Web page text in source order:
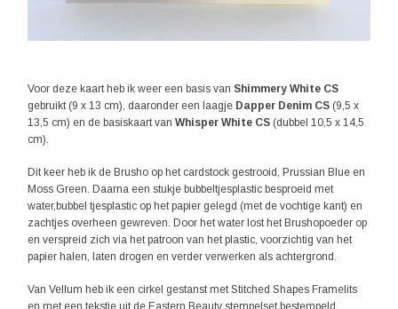
Voor deze kaart heb ik weer een basis van Shimmery White CS
gebruikt (9 x 13 cm), daaronder een laagje Dapper Denim CS (9,5 x
13,5 cm) en de basiskaart vanWhisper White CS (dubbel 10,5 x 14,5
cm).
Dit keer heb ik de Brusho op het cardstock gestrooid, Prussian Blue en
Moss Green. Daarna een stukje bubbeltjesplastic besproeid met
water,bubbel tjesplastic op het papier gelegd (met de vochtige kant) en
zachtjes overheen gewreven. Door het water lost het Brushopoeder op
en verspreid zich via het patroon van het plastic, voorzichtig van het
papier halen, laten drogen en verder verwerken als achtergrond.
Van Vellum heb ik een cirkel gestanst met Stitched Shapes Framelits
en met een tekstje uit de Eastern Beauty stempelset bestempeld.